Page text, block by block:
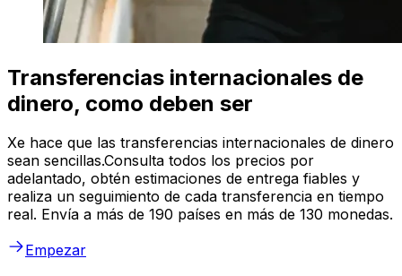
Transferencias internacionales de
dinero, como deben ser
Xe hace que las transferencias internacionales de dinero
sean sencillas.Consulta todos los precios por
adelantado, obtén estimaciones de entrega fiables y
realiza un seguimiento de cada transferencia en tiempo
real. Envía a más de 190 países en más de 130 monedas.
Empezar